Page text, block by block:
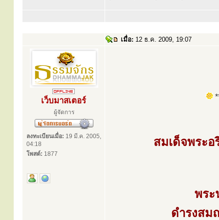
เมื่อ: 12 ธ.ค. 2009, 19:07
เว็บมาสเตอร์
ผู้จัดการ
ลงทะเบียนเมื่อ: 19 มี.ค. 2005,
04:18
โพสต์: 1877
สมเด็จพระ
พระ
ดำรงส